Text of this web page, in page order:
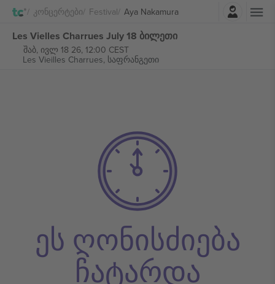
Კონცერტები Festival Aya Nakamura
შესვლა
Les Vielles Charrues July 18 ბილეთი
შაბ, ივლ 18 26, 12:00 CEST
Les Vieilles Charrues, საფრანგეთი
ეს ღონისძიება
ჩატარდა